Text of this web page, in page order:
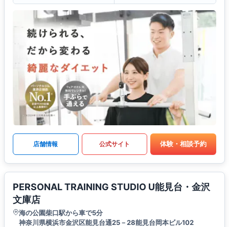
店舗情報 公式サイト 体験・相談予約
PERSONAL TRAINING STUDIO U能見台・金沢
文庫店
海の公園柴口駅から車で5分
神奈川県横浜市金沢区能見台通25－28能見台岡本ビル102